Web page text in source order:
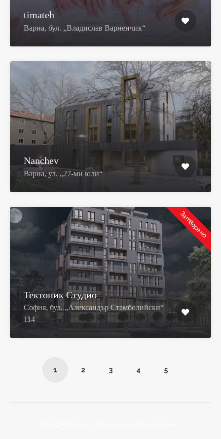
timateh
Варна, бул. „Владислав Варненчик“
Nanchev
Варна, ул. „27-ми юли“
Затворено
Тектоник Студио
София, бул. „Александър Стамболийски“
114
1 2 3 4 5